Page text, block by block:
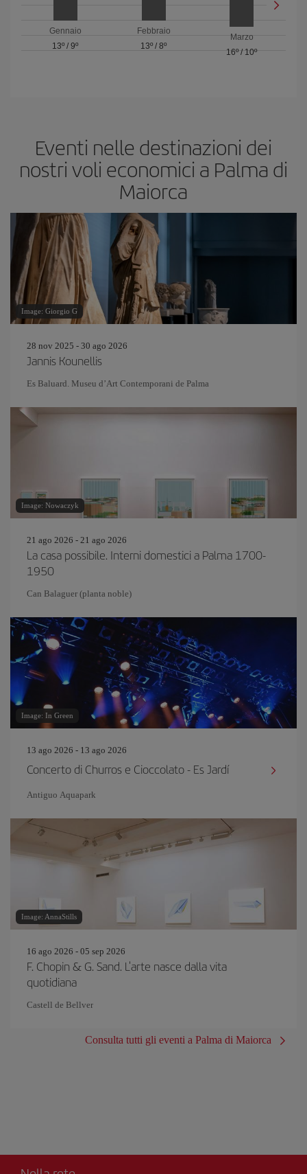
Gennaio
13º /9º
Febbraio
13º / 8º
Marzo
16º/ 10º
Eventi nelle destinazioni dei
nostri voli economici a Palma di
Maiorca
Image: Giorgio G
28 nov 2025 - 30 ago 2026
Jannis Kounellis
Es Baluard. Museu d’Art Contemporani de Palma
Image: Nowaczyk
21 ago 2026 - 21 ago 2026
La casa possibile. Interni domestici a Palma 1700-
1950
Can Balaguer (planta noble)
Image: In Green
13 ago 2026 - 13 ago 2026
Concerto di Churros e Cioccolato - Es Jardí
Antiguo Aquapark
Image: AnnaStills
16 ago 2026 - 05 sep 2026
F. Chopin & G. Sand. L'arte nasce dalla vita
quotidiana
Castell de Bellver
Consulta tutti gli eventi a Palma di Maiorca